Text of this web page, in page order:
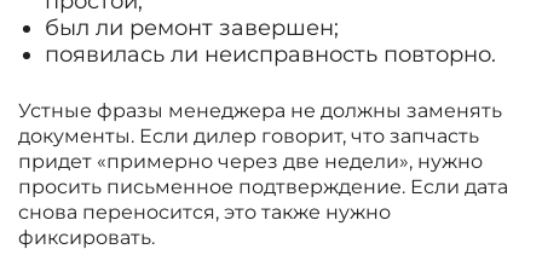
был ли ремонт завершен;
появилась ли неисправность повторно.
Устные фразы менеджера не должны заменять
документы. Если дилер говорит, что запчасть
придет «примерно через две недели», нужно
просить письменное подтверждение. Если дата
снова переносится, это также нужно
фиксировать.